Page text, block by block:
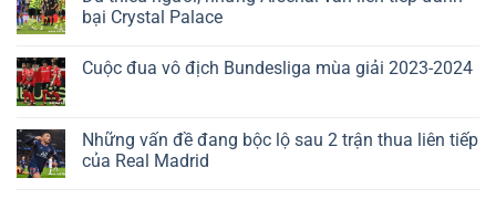
bại Crystal Palace
Cuộc đua vô địch Bundesliga mùa giải 2023-2024
Những vấn đề đang bộc lộ sau 2 trận thua liên tiếp
của Real Madrid